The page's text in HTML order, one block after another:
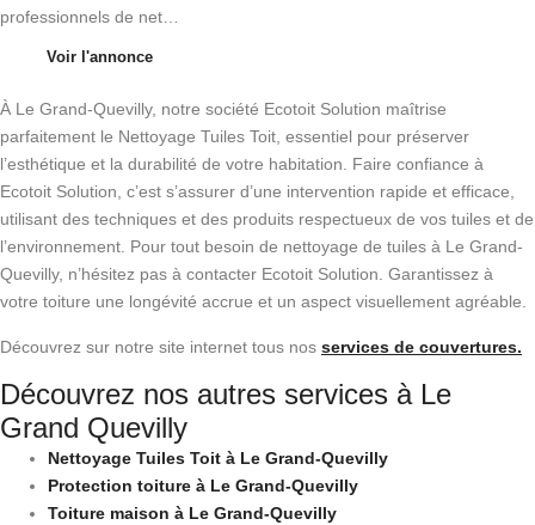
professionnels de net…
Voir l'annonce
À Le Grand-Quevilly, notre société Ecotoit Solution maîtrise
parfaitement le Nettoyage Tuiles Toit, essentiel pour préserver
l’esthétique et la durabilité de votre habitation. Faire confiance à
Ecotoit Solution, c’est s’assurer d’une intervention rapide et efficace,
utilisant des techniques et des produits respectueux de vos tuiles et de
l’environnement. Pour tout besoin de nettoyage de tuiles à Le Grand-
Quevilly, n’hésitez pas à contacter Ecotoit Solution. Garantissez à
votre toiture une longévité accrue et un aspect visuellement agréable.
Découvrez sur notre site internet tous nos services de couvertures.
Découvrez nos autres services à Le
Grand Quevilly
Nettoyage Tuiles Toit à Le Grand-Quevilly
Protection toiture à Le Grand-Quevilly
Toiture maison à Le Grand-Quevilly